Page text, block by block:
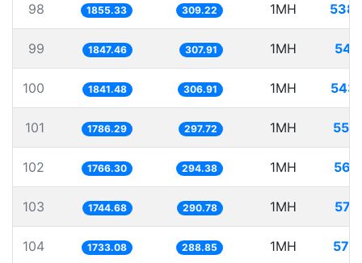
98 1855.33 309.22 1MH
99 1847.46 307.91 1MH
100 1841.48 306.91 1MH
101 1786.29 297.72 1MH
102 1766.30 294.38 1MH
103 1744.68 290.78 1MH
104 1733.08 288.85 1MH